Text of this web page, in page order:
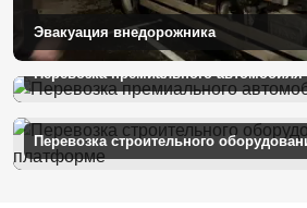
Эвакуация внедорожника
Перевозка премиального автомобиля
Перевозка строительного